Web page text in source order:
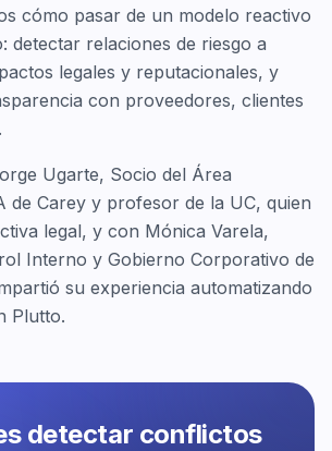
cómo pasar de un modelo reactivo
detectar relaciones de riesgo a
legales y reputacionales, y
con proveedores, clientes
Ugarte, Socio del Área
de Carey y profesor de la UC, quien
legal, y con Mónica Varela,
Interno y Gobierno Corporativo de
su experiencia automatizando
Plutto.
detectar conflictos